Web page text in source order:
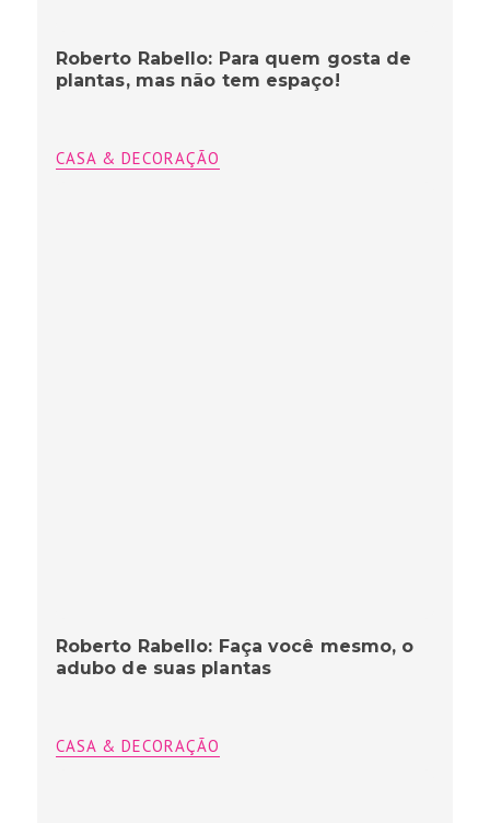
Roberto Rabello: Para quem gosta de
plantas, mas não tem espaço!
CASA & DECORAÇÃO
Roberto Rabello: Faça você mesmo, o
adubo de suas plantas
CASA & DECORAÇÃO